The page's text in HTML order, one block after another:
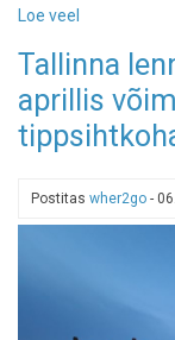
Loe veel
palavik
Viinis:
hotellihinnad
on
kuid
melu
Tallinna
aprillis
Postitas wher2go -